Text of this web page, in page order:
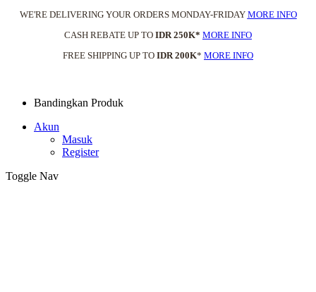
WE'RE DELIVERING YOUR ORDERS MONDAY-FRIDAY MORE INFO
CASH REBATE UP TO IDR 250K* MORE INFO
FREE SHIPPING UP TO IDR 200K* MORE INFO
Bandingkan Produk
Akun
Masuk
Register
Toggle Nav